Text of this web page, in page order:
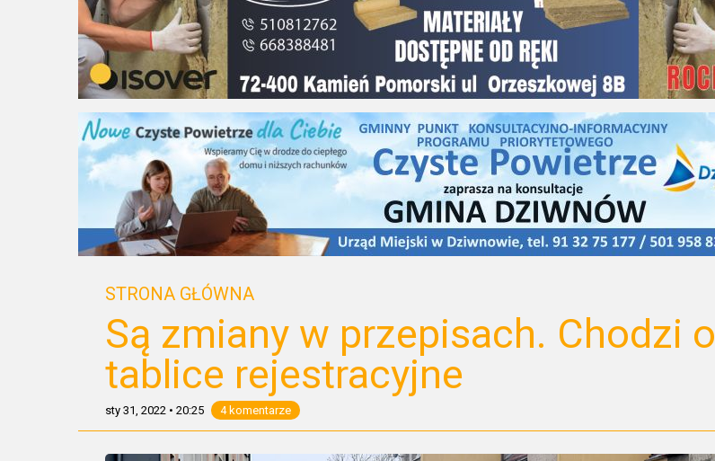
STRONA GŁÓWNA
Są zmiany w przepisach. Chodzi o
tablice rejestracyjne
sty 31, 2022 • 20:25 4 komentarze